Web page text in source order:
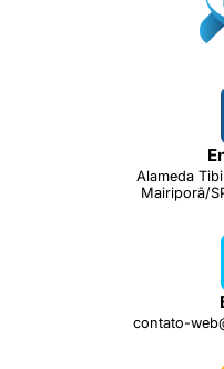
Alameda
Mairiporã/
contato-